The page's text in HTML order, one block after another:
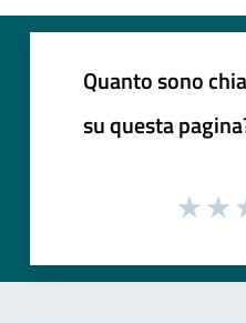
Quanto sono
su questa